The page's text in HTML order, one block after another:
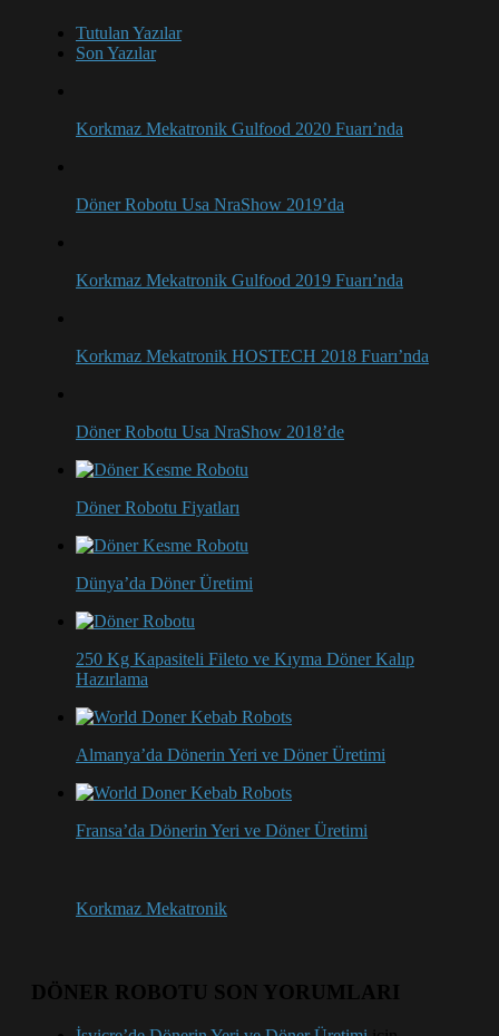
Tutulan Yazılar
Son Yazılar
Korkmaz Mekatronik Gulfood 2020 Fuarı’nda
Döner Robotu Usa NraShow 2019’da
Korkmaz Mekatronik Gulfood 2019 Fuarı’nda
Korkmaz Mekatronik HOSTECH 2018 Fuarı’nda
Döner Robotu Usa NraShow 2018’de
Döner Robotu Fiyatları
Dünya’da Döner Üretimi
250 Kg Kapasiteli Fileto ve Kıyma Döner Kalıp
Hazırlama
Almanya’da Dönerin Yeri ve Döner Üretimi
Fransa’da Dönerin Yeri ve Döner Üretimi
Korkmaz Mekatronik
DÖNER ROBOTU SON YORUMLARI